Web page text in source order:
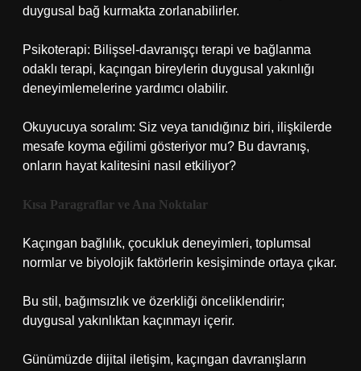
duygusal bağ kurmakta zorlanabilirler.
Psikoterapi: Bilişsel-davranışçı terapi ve bağlanma
odaklı terapi, kaçıngan bireylerin duygusal yakınlığı
deneyimlemelerine yardımcı olabilir.
Okuyucuya soralım: Siz veya tanıdığınız biri, ilişkilerde
mesafe koyma eğilimi gösteriyor mu? Bu davranış,
onların hayat kalitesini nasıl etkiliyor?
Kısa Paragraflar ve Ana Noktalar
Kaçıngan bağlılık, çocukluk deneyimleri, toplumsal
normlar ve biyolojik faktörlerin kesişiminde ortaya çıkar.
Bu stil, bağımsızlık ve özerkliği önceliklendirir;
duygusal yakınlıktan kaçınmayı içerir.
Günümüzde dijital iletişim, kaçıngan davranışların